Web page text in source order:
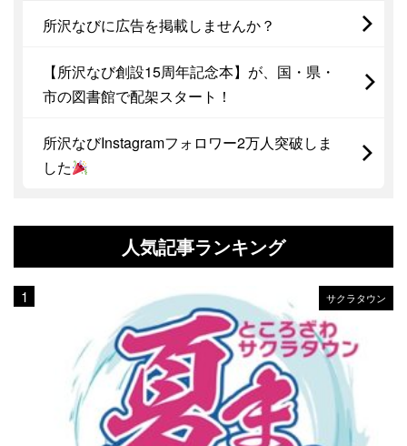
所沢なびに広告を掲載しませんか？
【所沢なび創設15周年記念本】が、国・県・
市の図書館で配架スタート！
所沢なびInstagramフォロワー2万人突破しま
した
人気記事ランキング
サクラタウン